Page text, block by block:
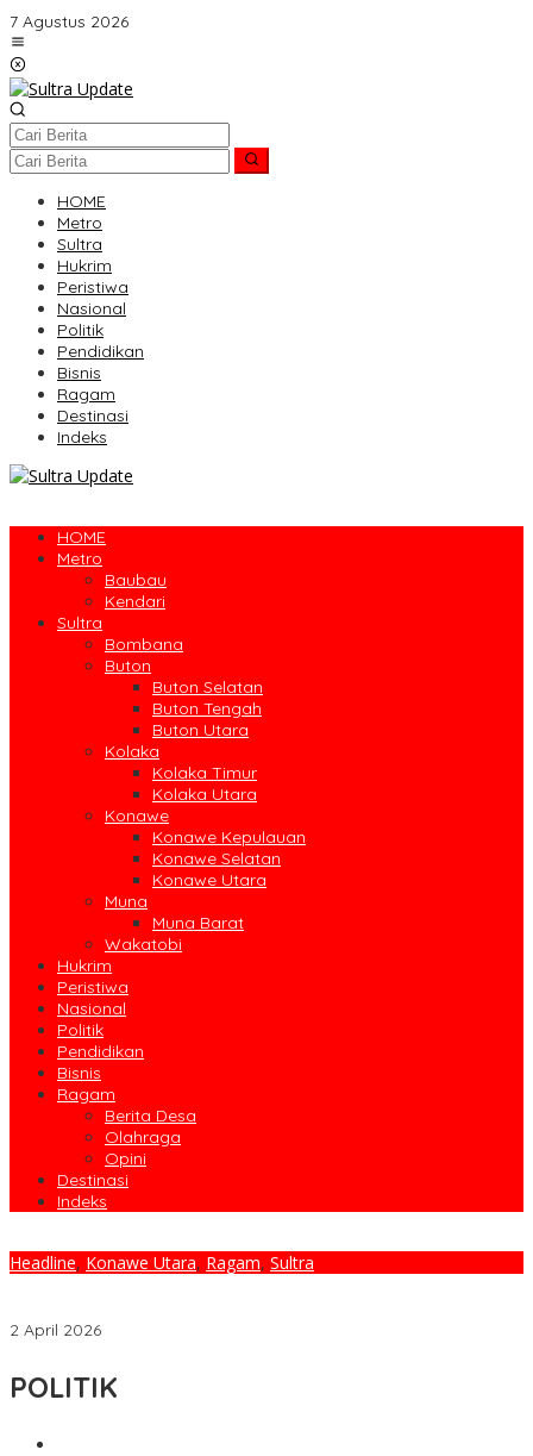
Lewati
ke
konten
7 Agustus 2026
HOME
Metro
Sultra
Hukrim
Peristiwa
Nasional
Politik
Pendidikan
Bisnis
Ragam
Destinasi
Indeks
HOME
Metro
Baubau
Kendari
Sultra
Bombana
Buton
Buton Selatan
Buton Tengah
Buton Utara
Kolaka
Kolaka Timur
Kolaka Utara
Konawe
Konawe Kepulauan
Konawe Selatan
Konawe Utara
Muna
Muna Barat
Wakatobi
Hukrim
Peristiwa
Nasional
Politik
Pendidikan
Bisnis
Ragam
Berita Desa
Olahraga
Opini
Destinasi
Indeks
Headline, Konawe Utara, Ragam, Sultra
2 April 2026
POLITIK